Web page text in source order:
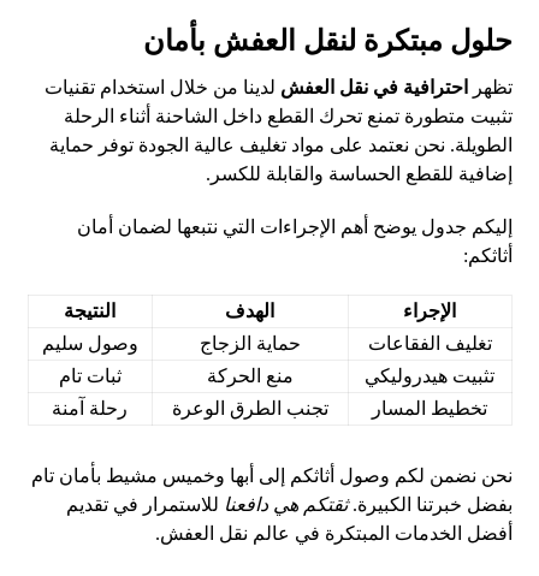
حلول مبتكرة لنقل العفش بأمان
تظهر احترافية في نقل العفش لدينا من خلال استخدام تقنيات
تثبيت متطورة تمنع تحرك القطع داخل الشاحنة أثناء الرحلة
الطويلة. نحن نعتمد على مواد تغليف عالية الجودة توفر حماية
إضافية للقطع الحساسة والقابلة للكسر.
إليكم جدول يوضح أهم الإجراءات التي نتبعها لضمان أمان
أثاثكم:
الإجراء الهدف
النتيجة
تغليف الفقاعات
حماية الزجاج
وصول سليم
تثبيت هيدروليكي
منع الحركة
ثبات تام
تخطيط المسار
تجنب الطرق الوعرة رحلة آمنة
نحن نضمن لكم وصول أثاثكم إلى أبها وخميس مشيط بأمان تام
بفضل خبرتنا الكبيرة.ثقتكم هي دافعنا للاستمرار في تقديم
أفضل الخدمات المبتكرة في عالم نقل العفش.